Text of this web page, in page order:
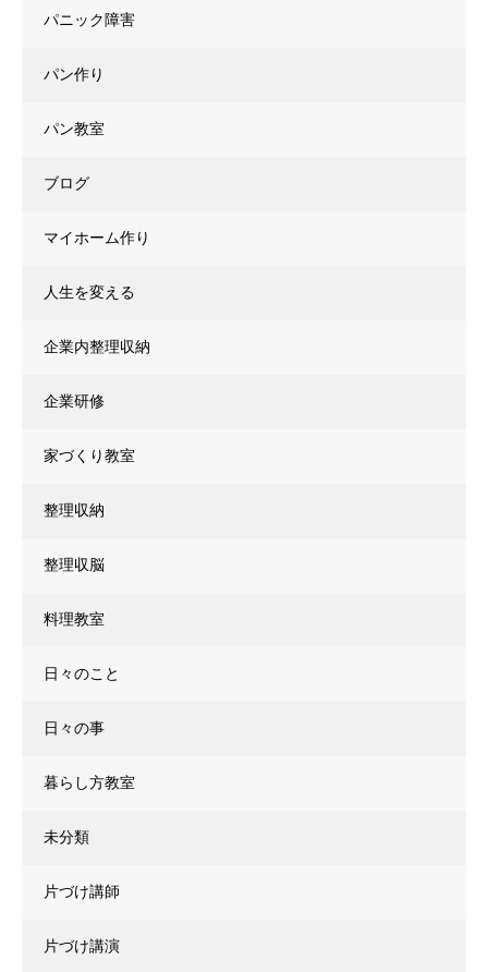
パニック障害
パン作り
パン教室
ブログ
マイホーム作り
人生を変える
企業内整理収納
企業研修
家づくり教室
整理収納
整理収脳
料理教室
日々のこと
日々の事
暮らし方教室
未分類
片づけ講師
片づけ講演